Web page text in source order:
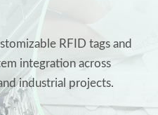
RFID tags and
integration across
industrial projects.